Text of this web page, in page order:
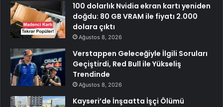
100 dolarlık Nvidia ekran kartı yeniden
doğdu: 80 GB VRAM ile fiyatı 2.000
dolara çıktı
Ağustos 8, 2026
Verstappen Geleceğiyle İlgili Soruları
Geçiştirdi, Red Bull ile Yükseliş
Trendinde
Ağustos 8, 2026
Kayseri’de İnşaatta İşçi Ölümü